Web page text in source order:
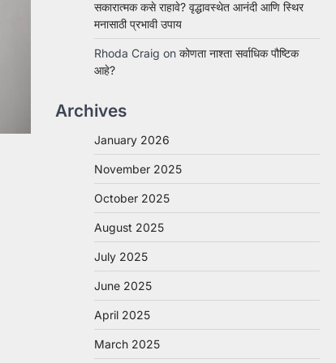
सकारात्मक कसे राहावे? वृद्धावस्थेत आनंदी आणि स्थिर
मनासाठी प्रभावी उपाय
Rhoda Craig on कोणता नाश्ता सर्वाधिक पौष्टिक
आहे?
Archives
January 2026
November 2025
October 2025
August 2025
July 2025
June 2025
April 2025
March 2025